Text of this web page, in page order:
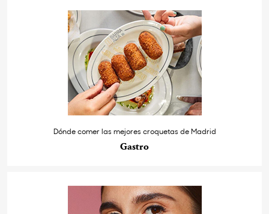
Dónde comer las mejores croquetas de Madrid
Gastro